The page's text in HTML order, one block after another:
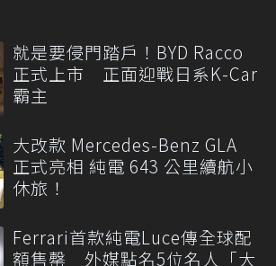
就是要侵門踏戶！BYD Racco
正式上市 正面迎戰日系K-Car
霸主
大改款 Mercedes-Benz GLA
正式亮相 純電 643 公里續航小
休旅！
Ferrari首款純電Luce傳全球配
額售罄 外媒點名5位名人「大